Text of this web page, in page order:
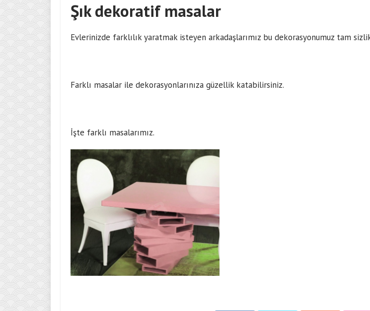
Şık dekoratif masalar
Evlerinizde farklılık yaratmak isteyen arkadaşlarımız bu dekorasyonumuz tam
Farklı masalar ile dekorasyonlarınıza güzellik katabilirsiniz.
İşte farklı masalarımız.